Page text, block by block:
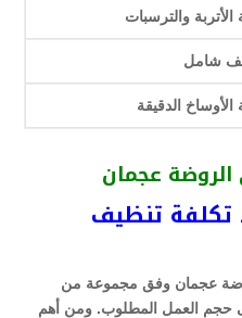
الأتربة والترسبات
شامل
الأوساخ الدقيقة
عجمان
تكلفة تنظيف
عجمان وفق مجموعة من
حجم العمل المطلوب. ومن أهم